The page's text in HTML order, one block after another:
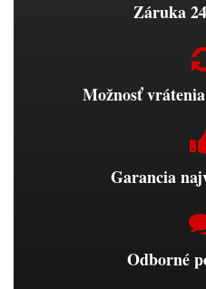
Záruka
Možnosť
Garancia
Odborné